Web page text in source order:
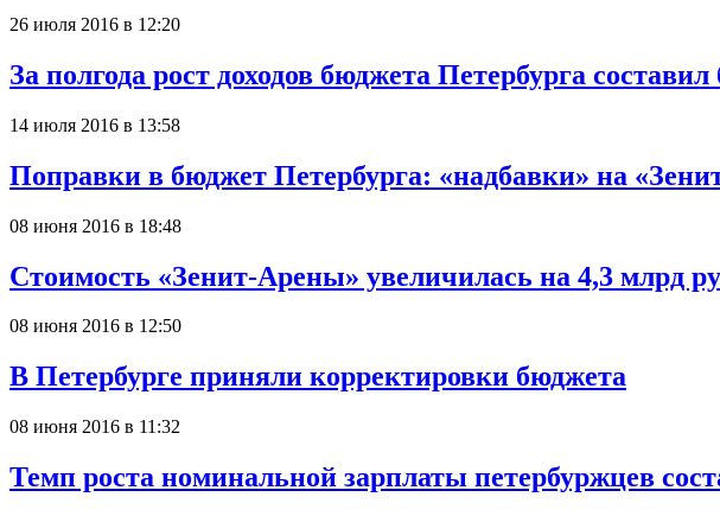
26 июля 2016 в 12:20
За полгода рост доходов бюджета Петербурга
14 июля 2016 в 13:58
Поправки в бюджет Петербурга: «надбавки» на
08 июня 2016 в 18:48
Стоимость «Зенит-Арены» увеличилась на 4,3 млрд
08 июня 2016 в 12:50
В Петербурге приняли корректировки бюджета
08 июня 2016 в 11:32
Темп роста номинальной зарплаты петербуржцев